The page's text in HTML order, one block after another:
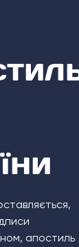
апостиль